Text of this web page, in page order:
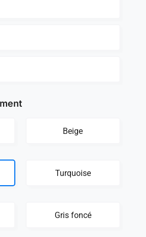
Beige
Turquoise
Gris foncé